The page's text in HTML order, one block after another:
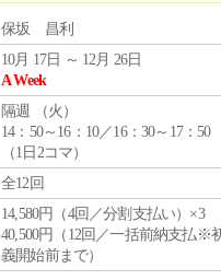
保坂 昌利
10月 17日 ～ 12月 26日
A Week
隔週 （火 ）
14：50～16：10／16：30～17：50
（1日2コマ）
全12回
14,580円（4回／分割支払い）×3
40,500円（12回／一括前納支払※
義開始前まで）